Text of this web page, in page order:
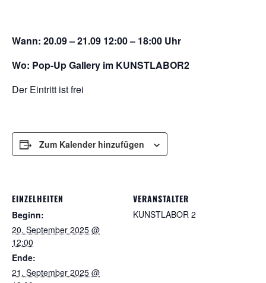
Wann: 20.09 – 21.09 12:00 – 18:00 Uhr
Wo: Pop-Up Gallery im KUNSTLABOR2
Der Eintritt ist frei
Zum Kalender hinzufügen
EINZELHEITEN
Beginn:
20. September 2025 @
12:00
Ende:
21. September 2025 @
VERANSTALTER
KUNSTLABOR 2